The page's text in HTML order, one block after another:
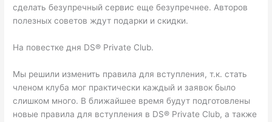
сделать безупречный сервис еще безупречнее. Авторов
полезных советов ждут подарки и скидки.
На повестке дня DS® Private Club.
Мы решили изменить правила для вступления, т.к. стать
членом клуба мог практически каждый и заявок было
слишком много. В ближайшее время будут подготовлены
новые правила для вступления в DS® Private Club, а также